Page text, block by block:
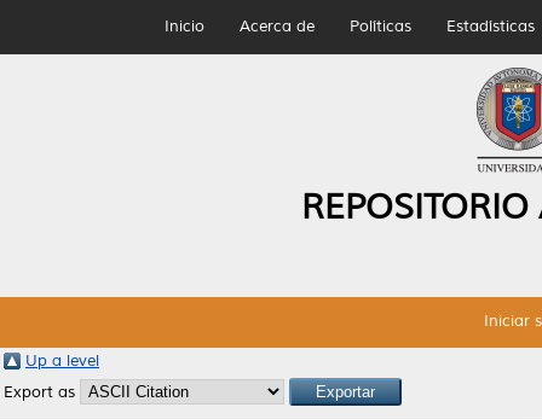
Inicio Acerca de Políticas Estadísticas
Iniciar
Up a level
Export as